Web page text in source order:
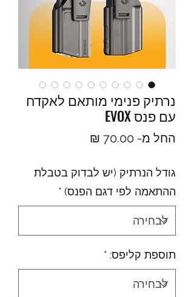
נרתיק פנימי מותאם לאקדח
עם פנס EVOX
החל מ- 70.00 ₪
גודל הנרתיק (יש לבדוק בטבלת
ההתאמה לפי דגם הפנס) *
תוספת קליפס: *